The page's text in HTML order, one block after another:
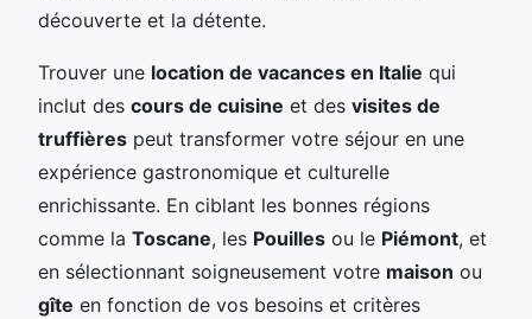
découverte et la détente.
Trouver une location de vacances en Italie qui
inclut des cours de cuisine et des visites de
truffières peut transformer votre séjour en une
expérience gastronomique et culturelle
enrichissante. En ciblant les bonnes régions
comme la Toscane, les Pouilles ou le Piémont, et
en sélectionnant soigneusement votre maison ou
gîte en fonction de vos besoins et critères